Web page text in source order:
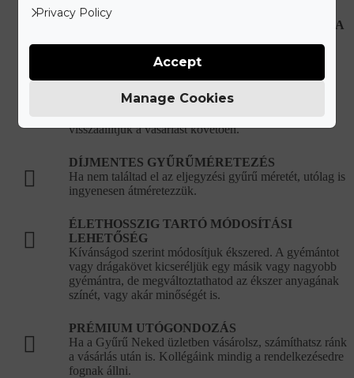
HIBÁS, VAGY SÉRÜLT ÉKSZEREK JAVÍTÁSA
LEHETŐSÉG
visszaállítjuk a vásárlást követően.
DÍJMENTES GYŰRŰMÉRETEZÉS
Ha nem találtad el az eljegyzési gyűrű méretét, utólag is
ingyenesen átméretezzük.
ÉLETHOSSZIG TARTÓ MÓDOSÍTÁSI
LEHETŐSÉG
Kívánságod szerint módosítjuk ékszered. A gyémántot
vagy drágakövet kicseréljük egy másik vagy nagyobb
gyémántra, de megváltoztathatod az ékszer anyagának
színét, vagy akár minőségét is.
PRÉMIUM UTÓGONDOZÁS
Ha a Gyűrű Neked üzletben vásárolsz, számíthatsz ránk
a vásárlás után is. Kollégáink mindig a rendelkezésedre
fognak állni.
Privacy Policy
Manage Cookies
Accept